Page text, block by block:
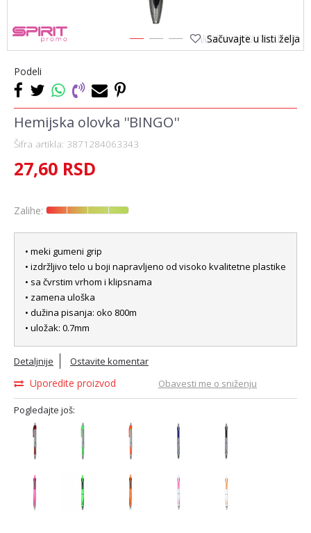
1 2 3 Sačuvajte u listi želja
Podeli
Hemijska olovka ''BINGO''
Šifra artikla: 3871284063343
27,60 RSD
Zalihe:
• meki gumeni grip
• izdržljivo telo u boji napravljeno od visoko kvalitetne plastike
• sa čvrstim vrhom i klipsnama
• zamena uloška
• dužina pisanja: oko 800m
• uložak: 0.7mm
Detaljnije Ostavite komentar
Uporedite proizvod Obavesti me o sniženju
Pogledajte još: